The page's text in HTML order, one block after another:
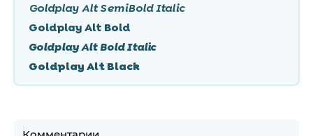
Goldplay Alt SemiBold Italic
Goldplay Alt Bold
Goldplay Alt Bold Italic
Goldplay Alt Black